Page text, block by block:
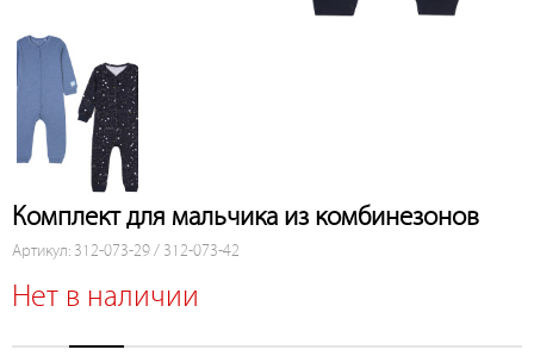
Комплект для мальчика из комбинезонов
Артикул: 312-073-29 / 312-073-42
Нет в наличии